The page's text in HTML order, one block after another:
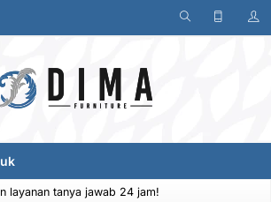
layanan tanya jawab 24 jam!